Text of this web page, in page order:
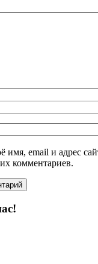
имя, email и адрес
комментариев.